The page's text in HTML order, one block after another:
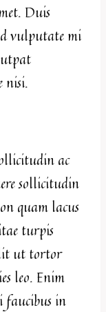
Duis
vulputate mi
nisi.
ac
sollicitudin
quam lacus
turpis
ut tortor
leo. Enim
faucibus in